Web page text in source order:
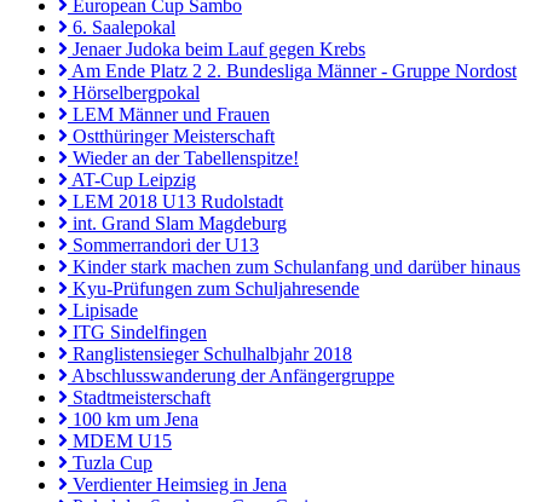
European Cup Sambo
6. Saalepokal
Jenaer Judoka beim Lauf gegen Krebs
Am Ende Platz 2 2. Bundesliga Männer - Gruppe Nordost
Hörselbergpokal
LEM Männer und Frauen
Ostthüringer Meisterschaft
Wieder an der Tabellenspitze!
AT-Cup Leipzig
LEM 2018 U13 Rudolstadt
int. Grand Slam Magdeburg
Sommerrandori der U13
Kinder stark machen zum Schulanfang und darüber hinaus
Kyu-Prüfungen zum Schuljahresende
Lipisade
ITG Sindelfingen
Ranglistensieger Schulhalbjahr 2018
Abschlusswanderung der Anfängergruppe
Stadtmeisterschaft
100 km um Jena
MDEM U15
Tuzla Cup
Verdienter Heimsieg in Jena